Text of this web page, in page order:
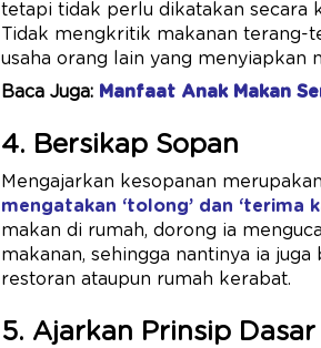
tetapi tidak perlu dikatakan secara
Tidak mengkritik makanan terang-
usaha orang lain yang menyiapkan
Baca Juga: Manfaat Anak Makan
4. Bersikap Sopan
Mengajarkan kesopanan
mengatakan ‘tolong’ dan ‘terima
makan di rumah, dorong ia
makanan, sehingga nantinya ia
restoran ataupun rumah kerabat.
5. Ajarkan Prinsip Dasar